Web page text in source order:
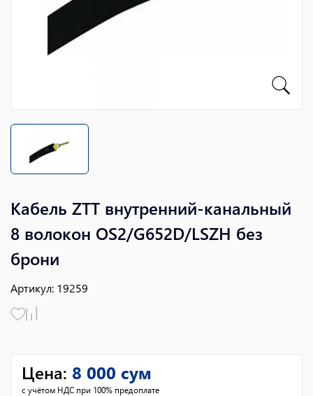
Кабель ZTT внутренний-канальный
8 волокон OS2/G652D/LSZH без
брони
Артикул: 19259
Цена: 8 000 сум
с учётом НДС при 100% предоплате